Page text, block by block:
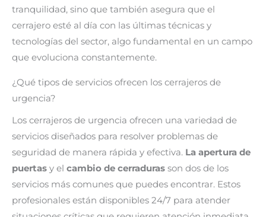
tranquilidad, sino que también asegura que el
cerrajero esté al día con las últimas técnicas y
tecnologías del sector, algo fundamental en un campo
que evoluciona constantemente.
¿Qué tipos de servicios ofrecen los cerrajeros de
urgencia?
Los cerrajeros de urgencia ofrecen una variedad de
servicios diseñados para resolver problemas de
seguridad de manera rápida y efectiva. La apertura de
puertas y el cambio de cerraduras son dos de los
servicios más comunes que puedes encontrar. Estos
profesionales están disponibles 24/7 para atender